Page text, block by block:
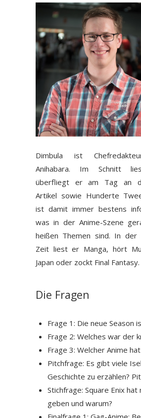
Dimbula ist
Anihabara. Im Schnitt
überfliegt er am Tag an
Artikel sowie Hunderte
ist damit immer bestens
was in der Anime-Szene
heißen Themen sind. In der
Zeit liest er Manga, hört
Japan oder zockt Final Fantasy.
Die Fragen
Frage 1: Die neue Season
Frage 2: Welches war der
Frage 3: Welcher Anime
Pitchfrage: Es gibt viele
Geschichte zu erzählen?
Stichfrage: Square Enix
geben und warum?